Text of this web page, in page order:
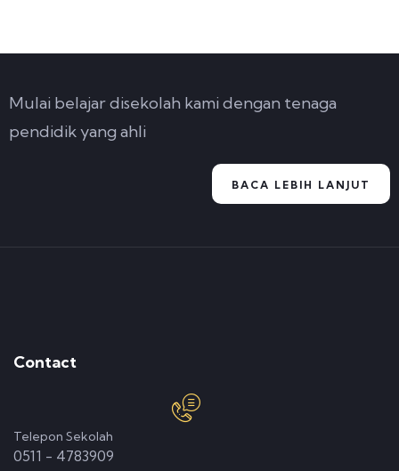
Mulai belajar disekolah kami dengan tenaga
pendidik yang ahli
BACA LEBIH LANJUT
Contact
Telepon Sekolah
0511 - 4783909